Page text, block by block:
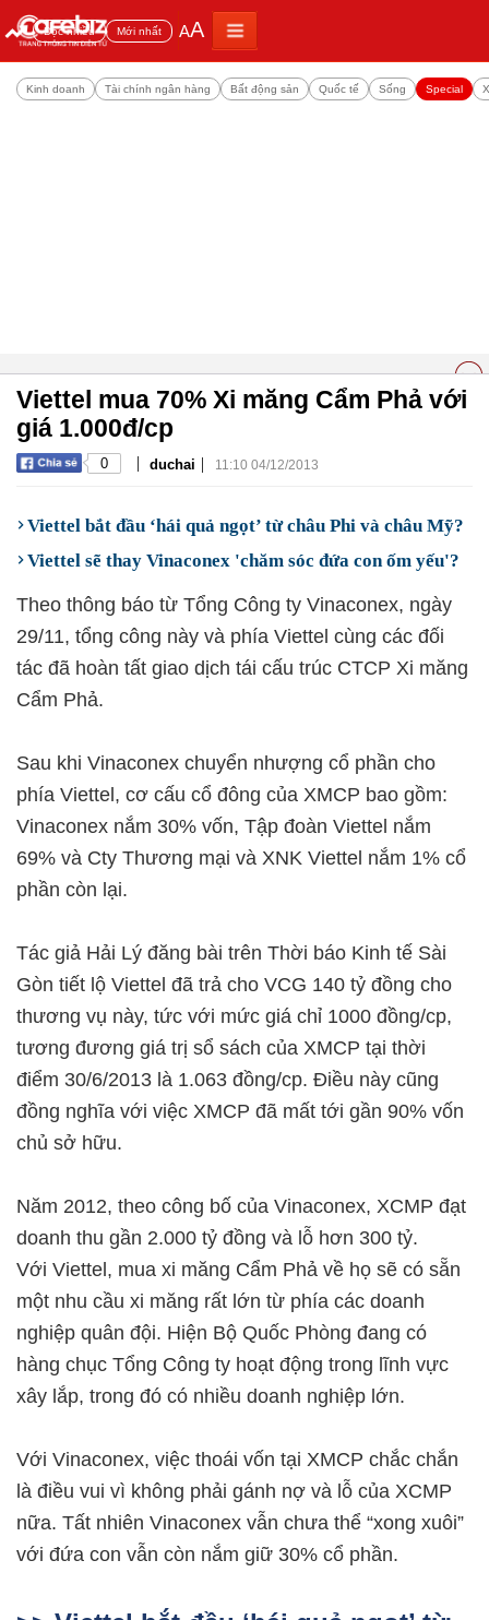
Đọc nhiều Mới nhất AA
Kinh doanh Tài chính ngân hàng Bất động sản Quốc tế Sống Special
Viettel mua 70% Xi măng Cẩm Phả với
giá 1.000đ/cp
0 | duchai | 11:10 04/12/2013
Viettel bắt đầu ‘hái quả ngọt’ từ châu Phi và châu Mỹ?
Viettel sẽ thay Vinaconex 'chăm sóc đứa con ốm yếu'?
Theo thông báo từ Tổng Công ty Vinaconex, ngày
29/11, tổng công này và phía Viettel cùng các đối
tác đã hoàn tất giao dịch tái cấu trúc CTCP Xi măng
Cẩm Phả.
Sau khi Vinaconex chuyển nhượng cổ phần cho
phía Viettel, cơ cấu cổ đông của XMCP bao gồm:
Vinaconex nắm 30% vốn, Tập đoàn Viettel nắm
69% và Cty Thương mại và XNK Viettel nắm 1% cổ
phần còn lại.
Tác giả Hải Lý đăng bài trên Thời báo Kinh tế Sài
Gòn tiết lộ Viettel đã trả cho VCG 140 tỷ đồng cho
thương vụ này, tức với mức giá chỉ 1000 đồng/cp,
tương đương giá trị sổ sách của XMCP tại thời
điểm 30/6/2013 là 1.063 đồng/cp. Điều này cũng
đồng nghĩa với việc XMCP đã mất tới gần 90% vốn
chủ sở hữu.
Năm 2012, theo công bố của Vinaconex, XCMP đạt
doanh thu gần 2.000 tỷ đồng và lỗ hơn 300 tỷ.
Với Viettel, mua xi măng Cẩm Phả về họ sẽ có sẵn
một nhu cầu xi măng rất lớn từ phía các doanh
nghiệp quân đội. Hiện Bộ Quốc Phòng đang có
hàng chục Tổng Công ty hoạt động trong lĩnh vực
xây lắp, trong đó có nhiều doanh nghiệp lớn.
Với Vinaconex, việc thoái vốn tại XMCP chắc chắn
là điều vui vì không phải gánh nợ và lỗ của XCMP
nữa. Tất nhiên Vinaconex vẫn chưa thể “xong xuôi”
với đứa con vẫn còn nắm giữ 30% cổ phần.